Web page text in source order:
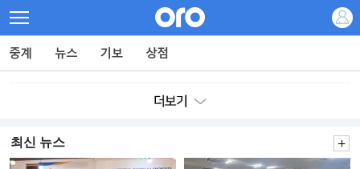
최신 뉴스